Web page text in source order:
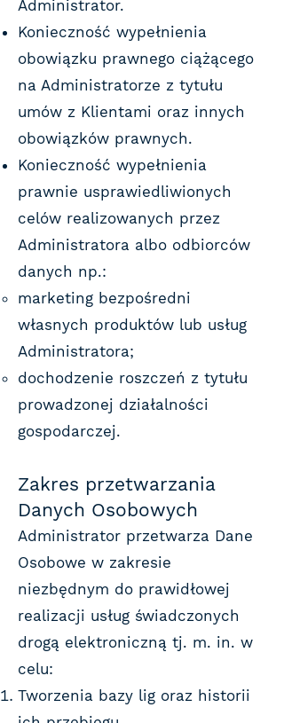
Administrator.
Konieczność wypełnienia
obowiązku prawnego ciążącego
na Administratorze z tytułu
umów z Klientami oraz innych
obowiązków prawnych.
Konieczność wypełnienia
prawnie usprawiedliwionych
celów realizowanych przez
Administratora albo odbiorców
danych np.:
marketing bezpośredni
własnych produktów lub usług
Administratora;
dochodzenie roszczeń z tytułu
prowadzonej działalności
gospodarczej.
Zakres przetwarzania
Danych Osobowych
Administrator przetwarza Dane
Osobowe w zakresie
niezbędnym do prawidłowej
realizacji usług świadczonych
drogą elektroniczną tj. m. in. w
celu:
Tworzenia bazy lig oraz historii